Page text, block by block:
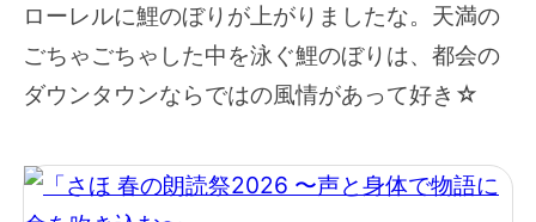
ローレルに鯉のぼりが上がりましたな。天満の
ごちゃごちゃした中を泳ぐ鯉のぼりは、都会の
ダウンタウンならではの風情があって好き☆